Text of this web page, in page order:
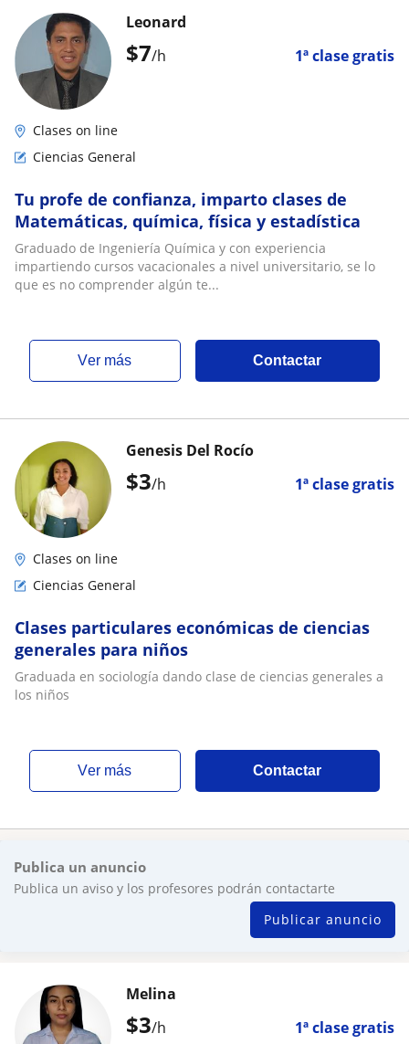
$7/h 1ª clase gratis
Leonard
Clases on line
Ciencias General
Tu profe de confianza, imparto clases de
Matemáticas, química, física y estadística
Graduado de Ingeniería Química y con experiencia
impartiendo cursos vacacionales a nivel universitario, se lo
que es no comprender algún te...
ver más Contactar
$3/h 1ª clase gratis
Genesis Del Rocío
Clases on line
Ciencias General
Clases particulares económicas de ciencias
generales para niños
Graduada en sociología dando clase de ciencias generales a
los niños
ver más Contactar
Publica un anuncio
Publica un aviso y los profesores podrán contactarte
Publicar anuncio
$3/h 1ª clase gratis
Melina